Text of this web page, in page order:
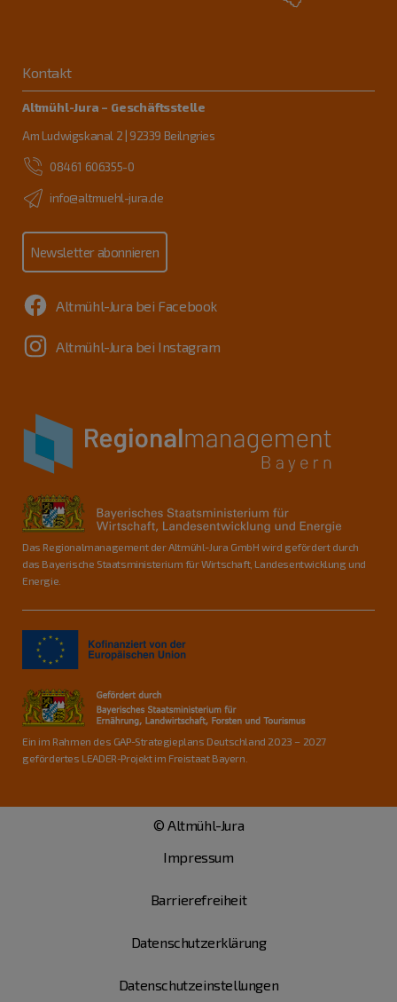
Kontakt
Altmühl-Jura – Geschäftsstelle
Am Ludwigskanal 2 | 92339 Beilngries
08461 606355-0
info@altmuehl-jura.de
Newsletter abonnieren
Altmühl-Jura bei Facebook
Altmühl-Jura bei Instagram
Das Regionalmanagement der Altmühl-Jura GmbH wird gefördert durch
das Bayerische Staatsministerium für Wirtschaft, Landesentwicklung und
Energie.
Ein im Rahmen des GAP-Strategieplans Deutschland 2023 – 2027
gefördertes LEADER-Projekt im Freistaat Bayern.
© Altmühl-Jura
Impressum
Barrierefreiheit
Datenschutzerklärung
Datenschutzeinstellungen